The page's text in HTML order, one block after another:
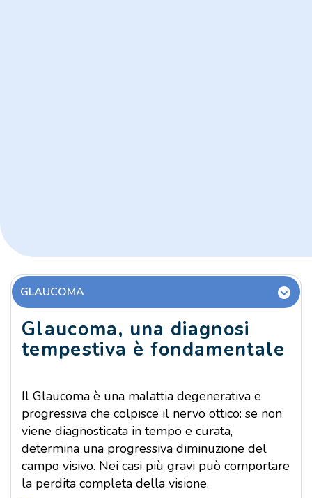
GLAUCOMA
Glaucoma, una diagnosi
tempestiva è fondamentale
Il Glaucoma è una malattia degenerativa e
progressiva che colpisce il nervo ottico: se non
viene diagnosticata in tempo e curata,
determina una progressiva diminuzione del
campo visivo. Nei casi più gravi può comportare
la perdita completa della visione.